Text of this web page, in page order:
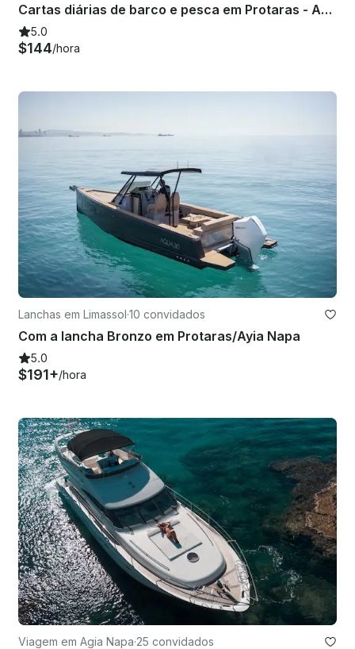
Cartas diárias de barco e pesca em Protaras - Agia Napa com o capitão Sócrates
5.0
$144/hora
Lanchas em Limassol·10 convidados
Com a lancha Bronzo em Protaras/Ayia Napa
5.0
$191+/hora
Viagem em Agia Napa·25 convidados